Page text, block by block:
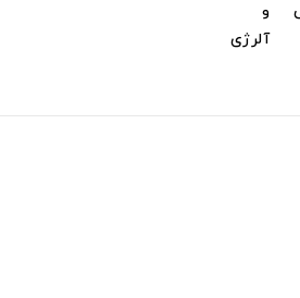
و
آلرژی